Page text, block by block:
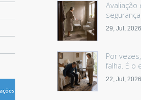
Avaliação
segurança
29, Jul, 2026
Por
falha. É o
22, Jul, 2026